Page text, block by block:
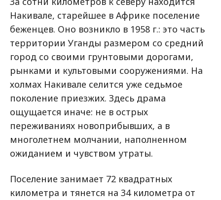
Накивале, старейшее в Африке поселение
беженцев. Оно возникло в 1958 г.: это часть
территории Уганды размером со средний
город со своими грунтовыми дорогами,
рынками и культовыми сооружениями. На
холмах Накивале селится уже седьмое
поколение приезжих. Здесь драма
ощущается иначе: не в острых
переживаниях новоприбывших, а в
многолетнем молчании, наполненном
ожиданием и чувством утраты.
Поселение занимает 72 квадратных
километра и тянется на 34 километра от